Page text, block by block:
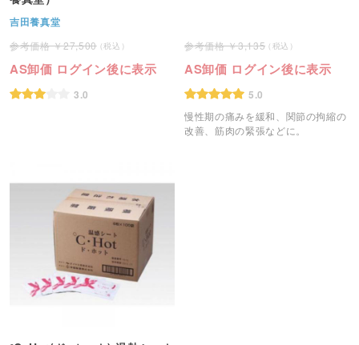
吉田養真堂
27,500
AS卸価 ログイン後に表示
3.0
3,135
AS卸価 ログイン後に表示
5.0
慢性期の痛みを緩和、関節の拘縮の
改善、筋肉の緊張などに。